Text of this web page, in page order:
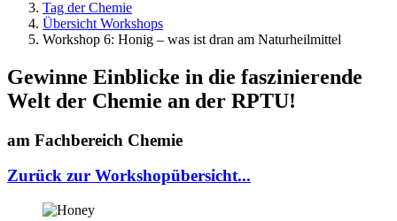
Tag der Chemie
Übersicht Workshops
Workshop 6: Honig – was ist dran am Naturheilmittel
Gewinne Einblicke in die faszinierende
Welt der Chemie an der RPTU!
am Fachbereich Chemie
Zurück zur Workshopübersicht...